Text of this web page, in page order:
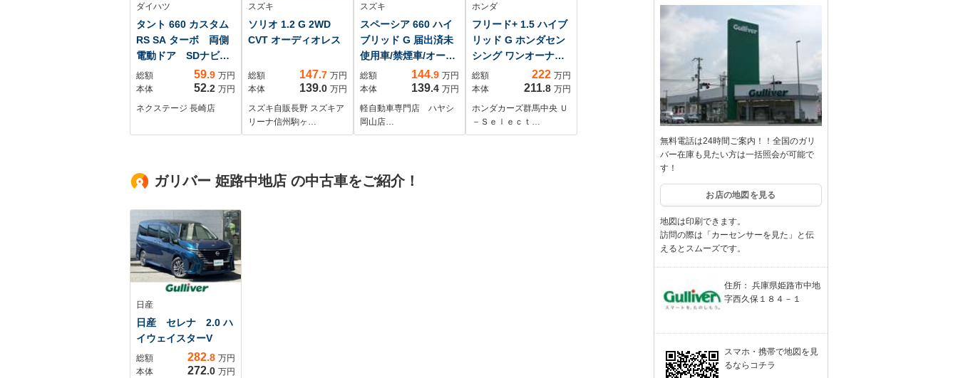
ダイハツ
タント 660 カスタム
RS SA ターボ 両側
電動ドア SDナビ
バックカメラ 衝突
被害軽減システム
禁煙車 ドラレコ
ヘッド ETC 純正
エアコン CD DVD
総額 59.9 万円
本体
52.2 万円
ネクステージ 長崎店
スズキ
ソリオ 1.2 G 2WD
CVT オーディオレス
総額 147.7 万円
本体
139.0 万円
スズキ自販長野 スズキア
リーナ信州駒ヶ…
スズキ
スペーシア 660 ハイ
ブリッド G 届出済未
使用車/禁煙車/オーデ
ィオレス/LEDヘッド
ライト/衝突被害軽減
ブレーキ/両側スライ
ドドア/パーキングセ
ンサー/オートライト/
トエアコン/デジタル
総額 144.9 万円
本体
139.4 万円
軽自動車専門店 ハヤシ
岡山店…
ホンダ
フリード+ 1.5 ハイブ
リッド G ホンダセン
シング ワンオーナ
ー 前後純正ドラレ
コ装着車
総額 222 万円
本体
211.8 万円
ホンダカーズ群馬中央 Ｕ
－Ｓｅｌｅｃｔ…
ガリバー 姫路中地店 の中古車をご紹介！
日産
日産 セレナ 2.0 ハ
イウェイスターV
総額 282.8 万円
本体
272.0 万円
無料電話は24時間ご案内！！全国のガリ
バー在庫も見たい方は一括照会が可能で
す！
お店の地図を見る
地図は印刷できます。
訪問の際は「カーセンサーを見た」と伝
えるとスムーズです。
住所： 兵庫県姫路市中地
字西久保１８４－１
スマホ・携帯で地図を見
るならコチラ